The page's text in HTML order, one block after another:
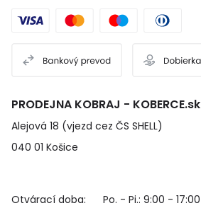
PRODEJNA KOBRAJ - KOBERCE.sk
Alejová 18 (vjezd cez ČS SHELL)
040 01 Košice
Otvárací doba:
Po. - Pi.: 9:00 - 17:00